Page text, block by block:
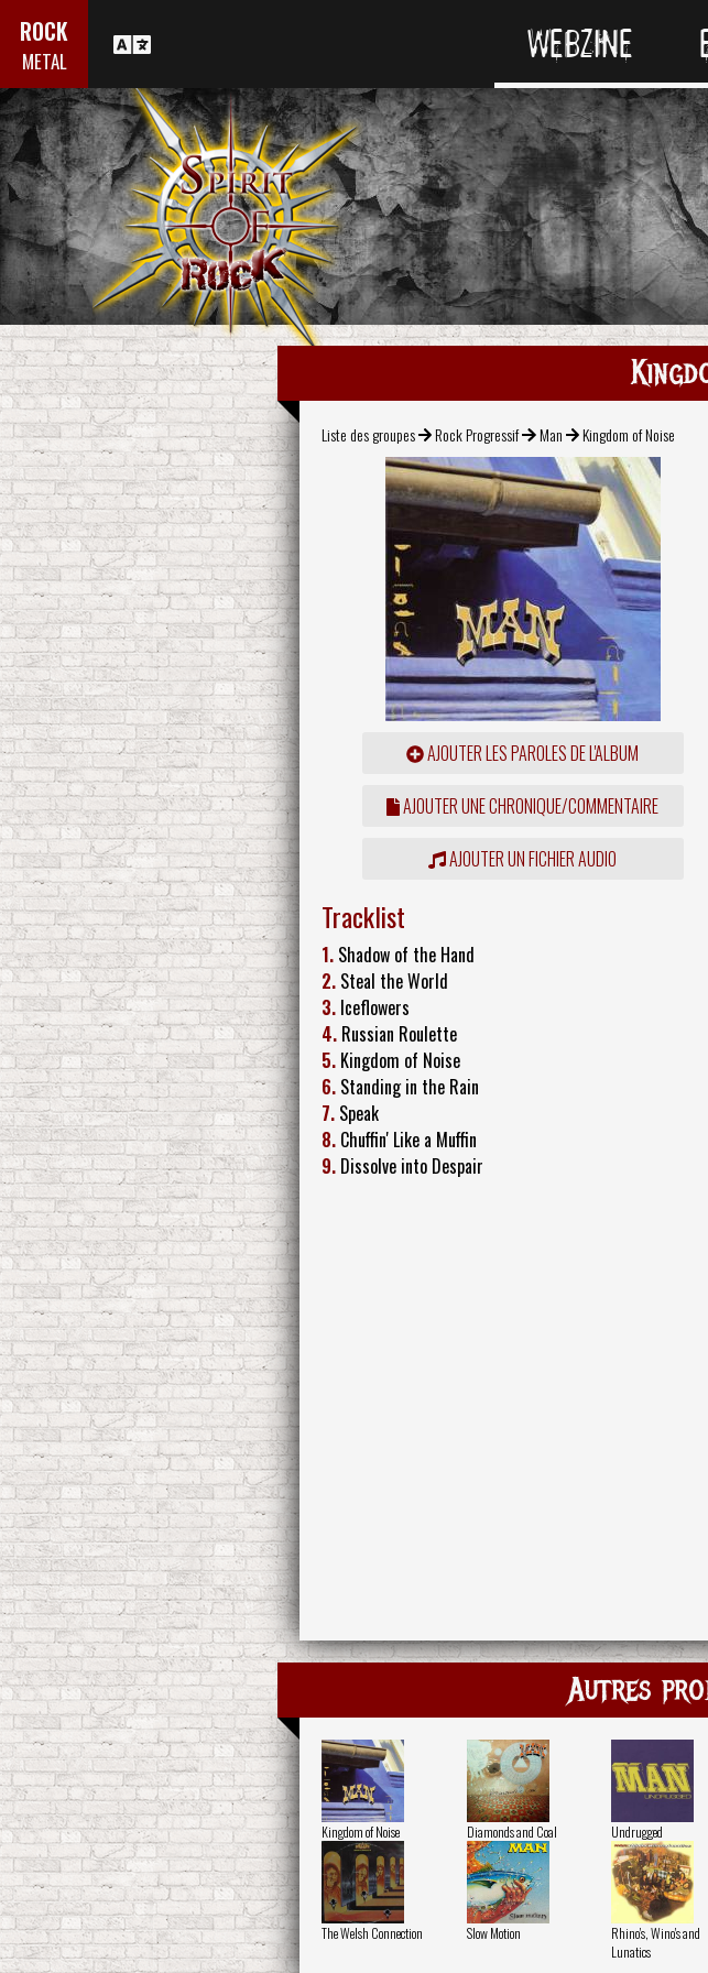
ROCK
METAL WEBZINE
Liste des groupes Rock Progressif Man Kingdom of Noise
AJOUTER LES PAROLES DE L'ALBUM
AJOUTER UNE CHRONIQUE/COMMENTAIRE
AJOUTER UN FICHIER AUDIO
Tracklist
1. Shadow of the Hand
2. Steal the World
3. Iceflowers
4. Russian Roulette
5. Kingdom of Noise
6. Standing in the Rain
7. Speak
8. Chuffin' Like a Muffin
9. Dissolve into Despair
Autres
Kingdom of Noise Diamonds and Coal Undrugged
The Welsh Connection Slow Motion
Rhino's, Wino's and
Lunatics